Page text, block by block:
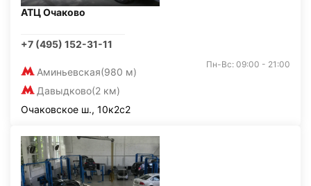
АТЦ Очаково
+7 (495) 152-31-11
Аминьевская(980 м)
Давыдково(2 км)
Пн-Вс: 09:00 - 21:00
Очаковское ш., 10к2с2